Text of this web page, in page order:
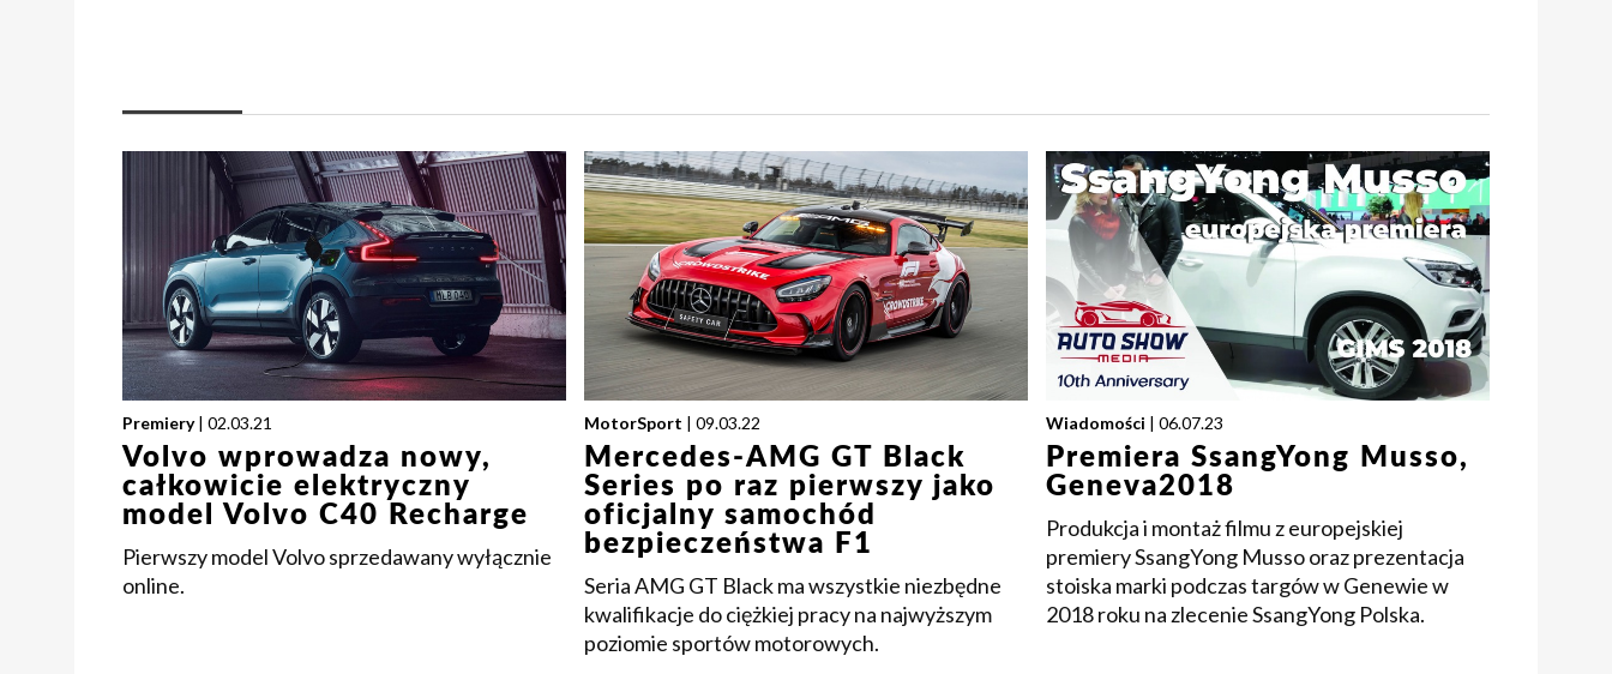
Premiery | 02.03.21
Volvo wprowadza nowy,
całkowicie elektryczny
model Volvo C40 Recharge
Pierwszy model Volvo sprzedawany wyłącznie
online.
MotorSport | 09.03.22
Mercedes-AMG GT Black
Series po raz pierwszy jako
oficjalny samochód
bezpieczeństwa F1
Seria AMG GT Black ma wszystkie niezbędne
kwalifikacje do ciężkiej pracy na najwyższym
poziomie sportów motorowych.
Wiadomości | 06.07.23
Premiera SsangYong Musso,
Geneva2018
Produkcja i montaż filmu z europejskiej
premiery SsangYong Musso oraz prezentacja
stoiska marki podczas targów w Genewie w
2018 roku na zlecenie SsangYong Polska.